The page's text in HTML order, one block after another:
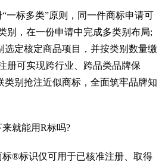
一标多类”原则，同一件商标申请可
别，在一份申请中完成多类别布局;
选定核定商品项目，并按类别数量缴
册可实现跨行业、跨品类品牌保
类别抢注近似商标，全面筑牢品牌知
就能用R标吗?
®标识仅可用于已核准注册、取得